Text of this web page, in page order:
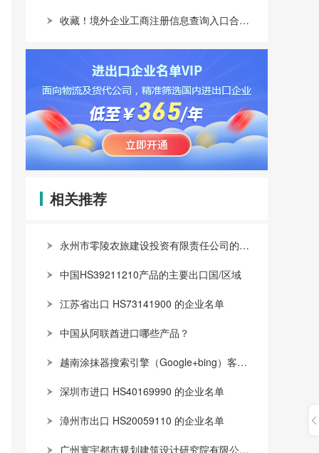
收藏！境外企业工商注册信息查询入口合集，跨境背调看这一篇就够了
相关推荐
永州市零陵农旅建设投资有限责任公司的供应商有哪些
中国HS39211210产品的主要出口国/区域
江苏省出口 HS73141900 的企业名单
中国从阿联酋进口哪些产品？
越南涂抹器搜索引擎（Google+bing）客户名录
深圳市进口 HS40169990 的企业名单
漳州市出口 HS20059110 的企业名单
广州寰宇都市规划建筑设计研究院有限公司有哪些客户
